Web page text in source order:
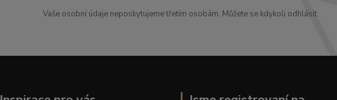
Vaše osobní údaje neposkytujeme třetím osobám. Můžete se kdykoli odhlásit.